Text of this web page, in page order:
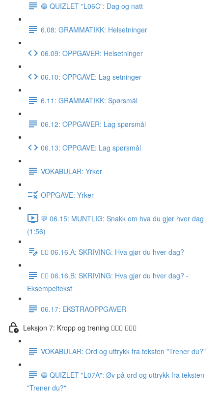
🔵 QUIZLET "L06C": Dag og natt
6.08: GRAMMATIKK: Helsetninger
06.09: OPPGAVER: Helsetninger
06.10: OPPGAVE: Lag setninger
6.11: GRAMMATIKK: Spørsmål
06.12: OPPGAVER: Lag spørsmål
06.13: OPPGAVE: Lag spørsmål
VOKABULAR: Yrker
OPPGAVE: Yrker
💬 06.15: MUNTLIG: Snakk om hva du gjør hver dag
(1:56)
✍🏼 06.16.A: SKRIVING: Hva gjør du hver dag?
✍🏼 06.16.B: SKRIVING: Hva gjør du hver dag? -
Eksempeltekst
06.17: EKSTRAOPPGAVER
Leksjon 7: Kropp og trening 🚶🏼‍♀️ 🏋🏽‍♀️
VOKABULAR: Ord og uttrykk fra teksten "Trener du?"
🔵 QUIZLET "L07A": Øv på ord og uttrykk fra teksten
"Trener du?"